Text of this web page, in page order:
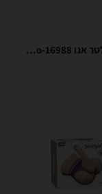
חוטיני עם פוסי כמו אמיתי מבית אלטר אגו AlterEgo-16988